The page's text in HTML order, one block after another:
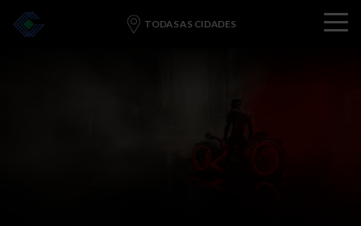
TODAS AS CIDADES Menu